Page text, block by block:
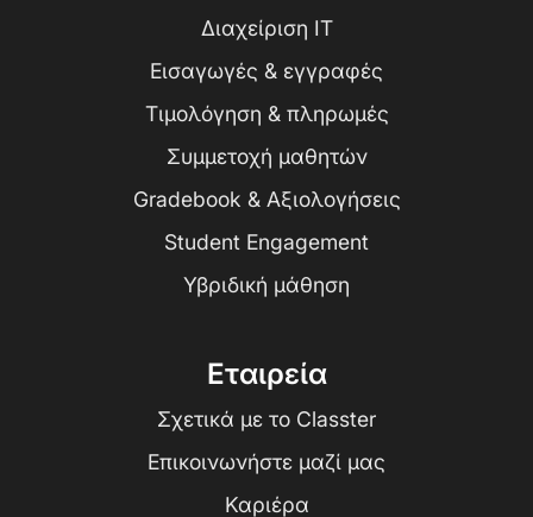
Διαχείριση IT
Εισαγωγές & εγγραφές
Τιμολόγηση & πληρωμές
Συμμετοχή μαθητών
Gradebook & Αξιολογήσεις
Student Engagement
Υβριδική μάθηση
Εταιρεία
Σχετικά με το Classter
Επικοινωνήστε μαζί μας
Καριέρα